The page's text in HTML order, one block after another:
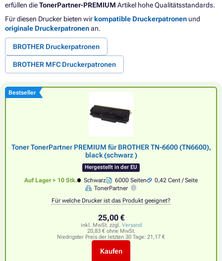
erfüllen dieTonerPartner-PREMIUM Artikel hohe Qualitätsstandards.
Für diesen Drucker bieten wir kompatible Druckerpatronen und
originale Druckerpatronenan.
BROTHER Druckerpatronen
BROTHER MFC Druckerpatronen
Bestseller
Toner TonerPartner PREMIUM für BROTHER TN-6600 (TN6600),
black (schwarz )
Hergestellt in der EU
Auf Lager > 10 Stk. Schwarz 6000 Seiten
0,42 Cent / Seite
TonerPartner
Für welche Drucker ist das Produkt geeignet?
25,00 €
inkl. MwSt. zzgl. Versand
20,83 € ohne MwSt.
Niedrigster Preis der letzten 30 Tage: 21,17 €
Kaufen